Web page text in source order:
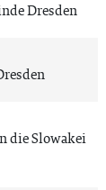
Dresden
die Slowakei